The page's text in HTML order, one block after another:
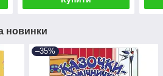
новинки
–35%